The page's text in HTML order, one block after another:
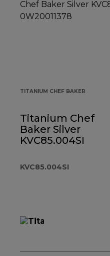
TITANIUM CHEF BAKER
Titanium Chef
Baker Silver
KVC85.004SI
KVC85.004SI